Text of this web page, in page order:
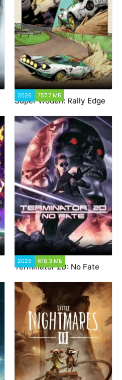
2026 757.7 МБ
Super Woden: Rally Edge
2025 618.3 МБ
Terminator 2D: No Fate